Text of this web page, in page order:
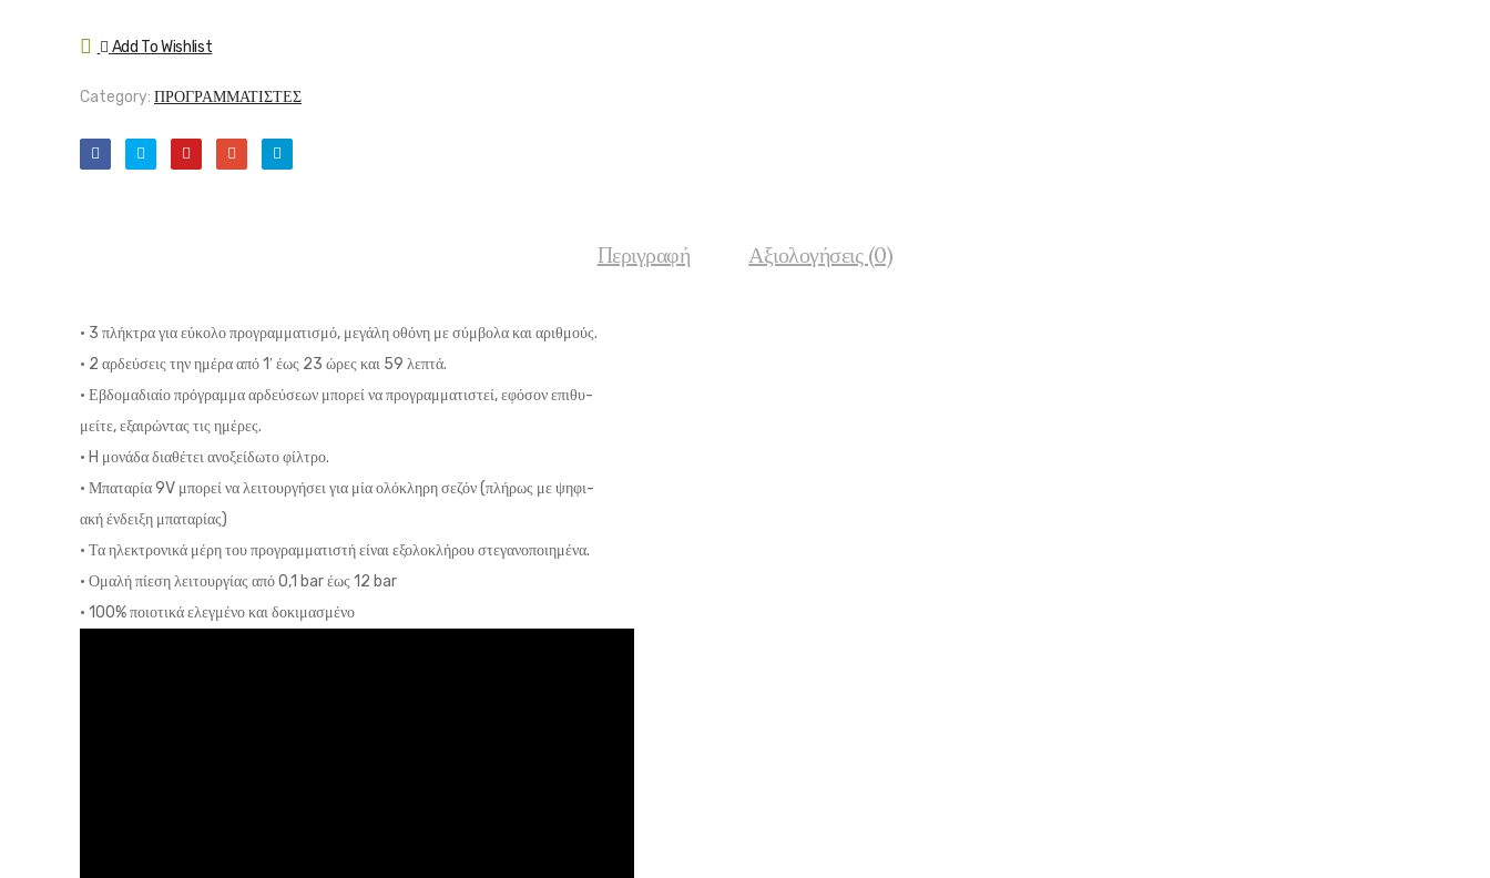
Add To Wishlist
Category: ΠΡΟΓΡΑΜΜΑΤΙΣΤΕΣ
Περιγραφή Αξιολογήσεις (0)
• 3 πλήκτρα για εύκολο προγραμματισμό, μεγάλη οθόνη με σύμβολα και αριθμούς.
• 2 αρδεύσεις την ημέρα από 1′ έως 23 ώρες και 59 λεπτά.
• Εβδομαδιαίο πρόγραμμα αρδεύσεων μπορεί να προγραμματιστεί, εφόσον επιθυ-
μείτε, εξαιρώντας τις ημέρες.
• H μονάδα διαθέτει ανοξείδωτο φίλτρο.
• Μπαταρία 9V μπορεί να λειτουργήσει για μία ολόκληρη σεζόν (πλήρως με ψηφι-
ακή ένδειξη μπαταρίας)
• Τα ηλεκτρονικά μέρη του προγραμματιστή είναι εξολοκλήρου στεγανοποιημένα.
• Ομαλή πίεση λειτουργίας από 0,1 bar έως 12 bar
• 100% ποιοτικά ελεγμένο και δοκιμασμένο